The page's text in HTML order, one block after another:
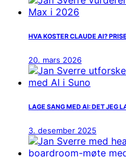
HVA KOSTER CLAUDE AI?
20. mars 2026
LAGE SANG MED AI: DET JEG
3. desember 2025